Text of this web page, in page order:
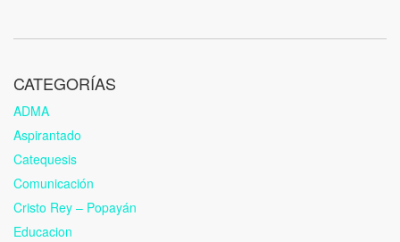
CATEGORÍAS
ADMA
Aspirantado
Catequesis
Comunicación
Cristo Rey – Popayán
Educacion